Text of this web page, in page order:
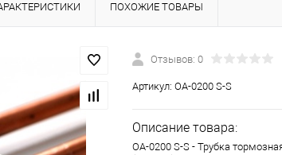
ПОХОЖИЕ ТОВАРЫ
Отзывов: 0
Артикул: OA-0200 S-S
Описание товара:
OA-0200 S-S - Трубка